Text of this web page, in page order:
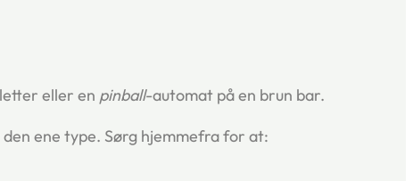
eller en pinball-automat på en brun bar.
ene type. Sørg hjemmefra for at: